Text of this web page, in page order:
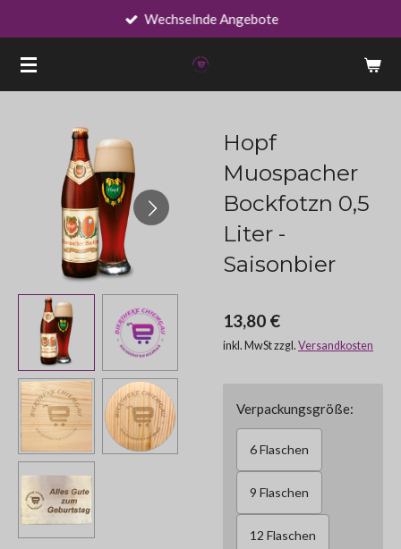
springen
Wechselnde Angebote
Hopf
Muospacher
Bockfotzn 0,5
Liter -
Saisonbier
13,80 €
inkl. MwSt zzgl. Versandkosten
Verpackungsgröße:
6 Flaschen
9 Flaschen
12 Flaschen